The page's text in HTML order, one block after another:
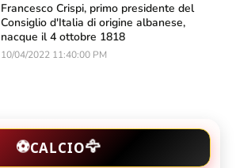
Francesco Crispi, primo presidente del
Consiglio d'Italia di origine albanese,
nacque il 4 ottobre 1818
10/04/2022 11:40:00 PM
⚽CALCIO🦅